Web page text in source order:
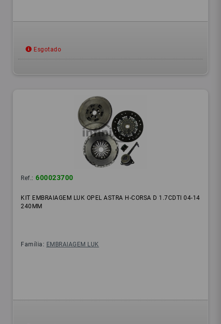
Esgotado
Ref.: 600023700
KIT EMBRAIAGEM LUK OPEL ASTRA H-CORSA D 1.7CDTI 04-14
240MM
Família: EMBRAIAGEM LUK